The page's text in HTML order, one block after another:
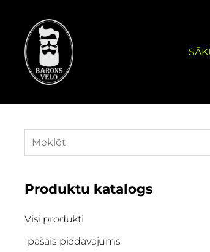
Produktu katalogs
Visi produkti
Īpašais piedāvājums